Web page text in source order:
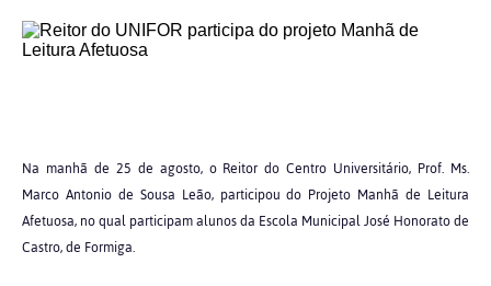
Na manhã de 25 de agosto, o Reitor do Centro Universitário, Prof. Ms.
Marco Antonio de Sousa Leão, participou do Projeto Manhã de Leitura
Afetuosa, no qual participam alunos da Escola Municipal José Honorato de
Castro, de Formiga.